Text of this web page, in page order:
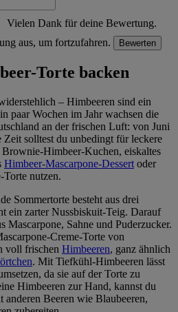
Vielen Dank für deine Bewertung.
aus, um fortzufahren.
Bewerten
Torte backen
– Himbeeren sind ein
paar Wochen im Jahr wachsen die
an der frischen Luft: von Juni
Zeit solltest du unbedingt für leckere
Himbeer-Kuchen, eiskaltes
Himbeer-Mascarpone-Dessert oder
Torte nutzen.
Sommertorte besteht aus drei
ein zarter Nussbiskuit-Teig. Darauf
Mascarpone, Sahne und Puderzucker.
Creme-Torte von
voll frischen Himbeeren, ganz ähnlich
. Mit Tiefkühl-Himbeeren lässt
da sie auf der Torte zu
Himbeeren zur Hand, kannst du
anderen Beeren wie Blaubeeren,